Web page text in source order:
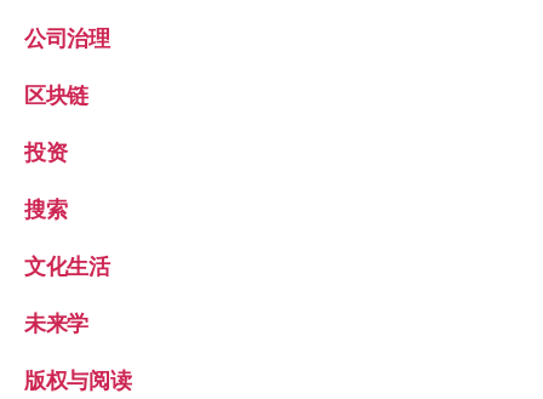
公司治理
区块链
投资
搜索
文化生活
未来学
版权与阅读